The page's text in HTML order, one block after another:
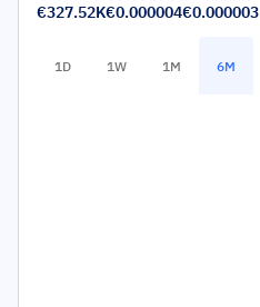
€327.52K€0.000004€0.000003
1D 1W 1M 6M